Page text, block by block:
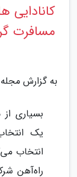
کانادایی
مسافرت
به گزارش
بسیاری از
یک
انتخاب
راه‌آهن